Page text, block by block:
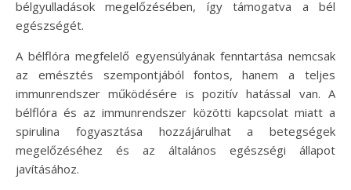
bélgyulladások megelőzésében, így támogatva a bél
egészségét.
A bélflóra megfelelő egyensúlyának fenntartása nemcsak
az emésztés szempontjából fontos, hanem a teljes
immunrendszer működésére is pozitív hatással van. A
bélflóra és az immunrendszer közötti kapcsolat miatt a
spirulina fogyasztása hozzájárulhat a betegségek
megelőzéséhez és az általános egészségi állapot
javításához.